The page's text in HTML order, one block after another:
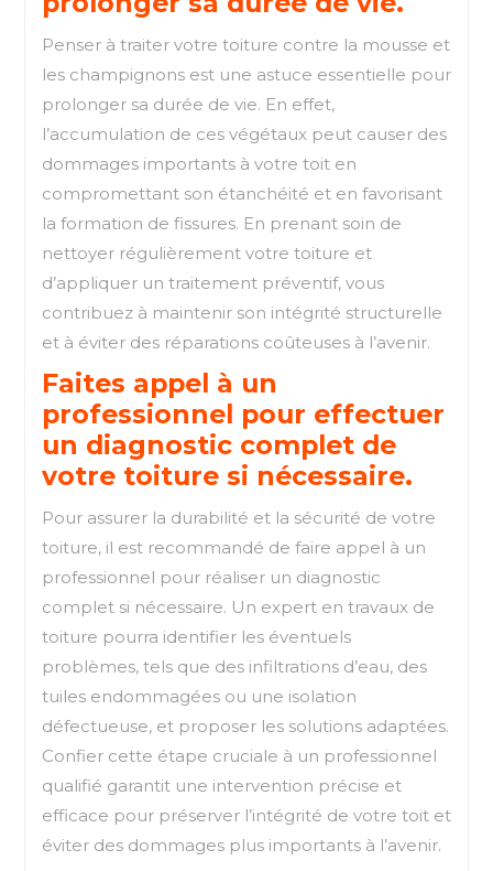
Penser à traiter votre toiture contre la mousse et
les champignons est une astuce essentielle pour
prolonger sa durée de vie. En effet,
l’accumulation de ces végétaux peut causer des
dommages importants à votre toit en
compromettant son étanchéité et en favorisant
la formation de fissures. En prenant soin de
nettoyer régulièrement votre toiture et
d’appliquer un traitement préventif, vous
contribuez à maintenir son intégrité structurelle
et à éviter des réparations coûteuses à l’avenir.
Faites appel à un
professionnel pour effectuer
un diagnostic complet de
votre toiture si nécessaire.
Pour assurer la durabilité et la sécurité de votre
toiture, il est recommandé de faire appel à un
professionnel pour réaliser un diagnostic
complet si nécessaire. Un expert en travaux de
toiture pourra identifier les éventuels
problèmes, tels que des infiltrations d’eau, des
tuiles endommagées ou une isolation
défectueuse, et proposer les solutions adaptées.
Confier cette étape cruciale à un professionnel
qualifié garantit une intervention précise et
efficace pour préserver l’intégrité de votre toit et
éviter des dommages plus importants à l’avenir.